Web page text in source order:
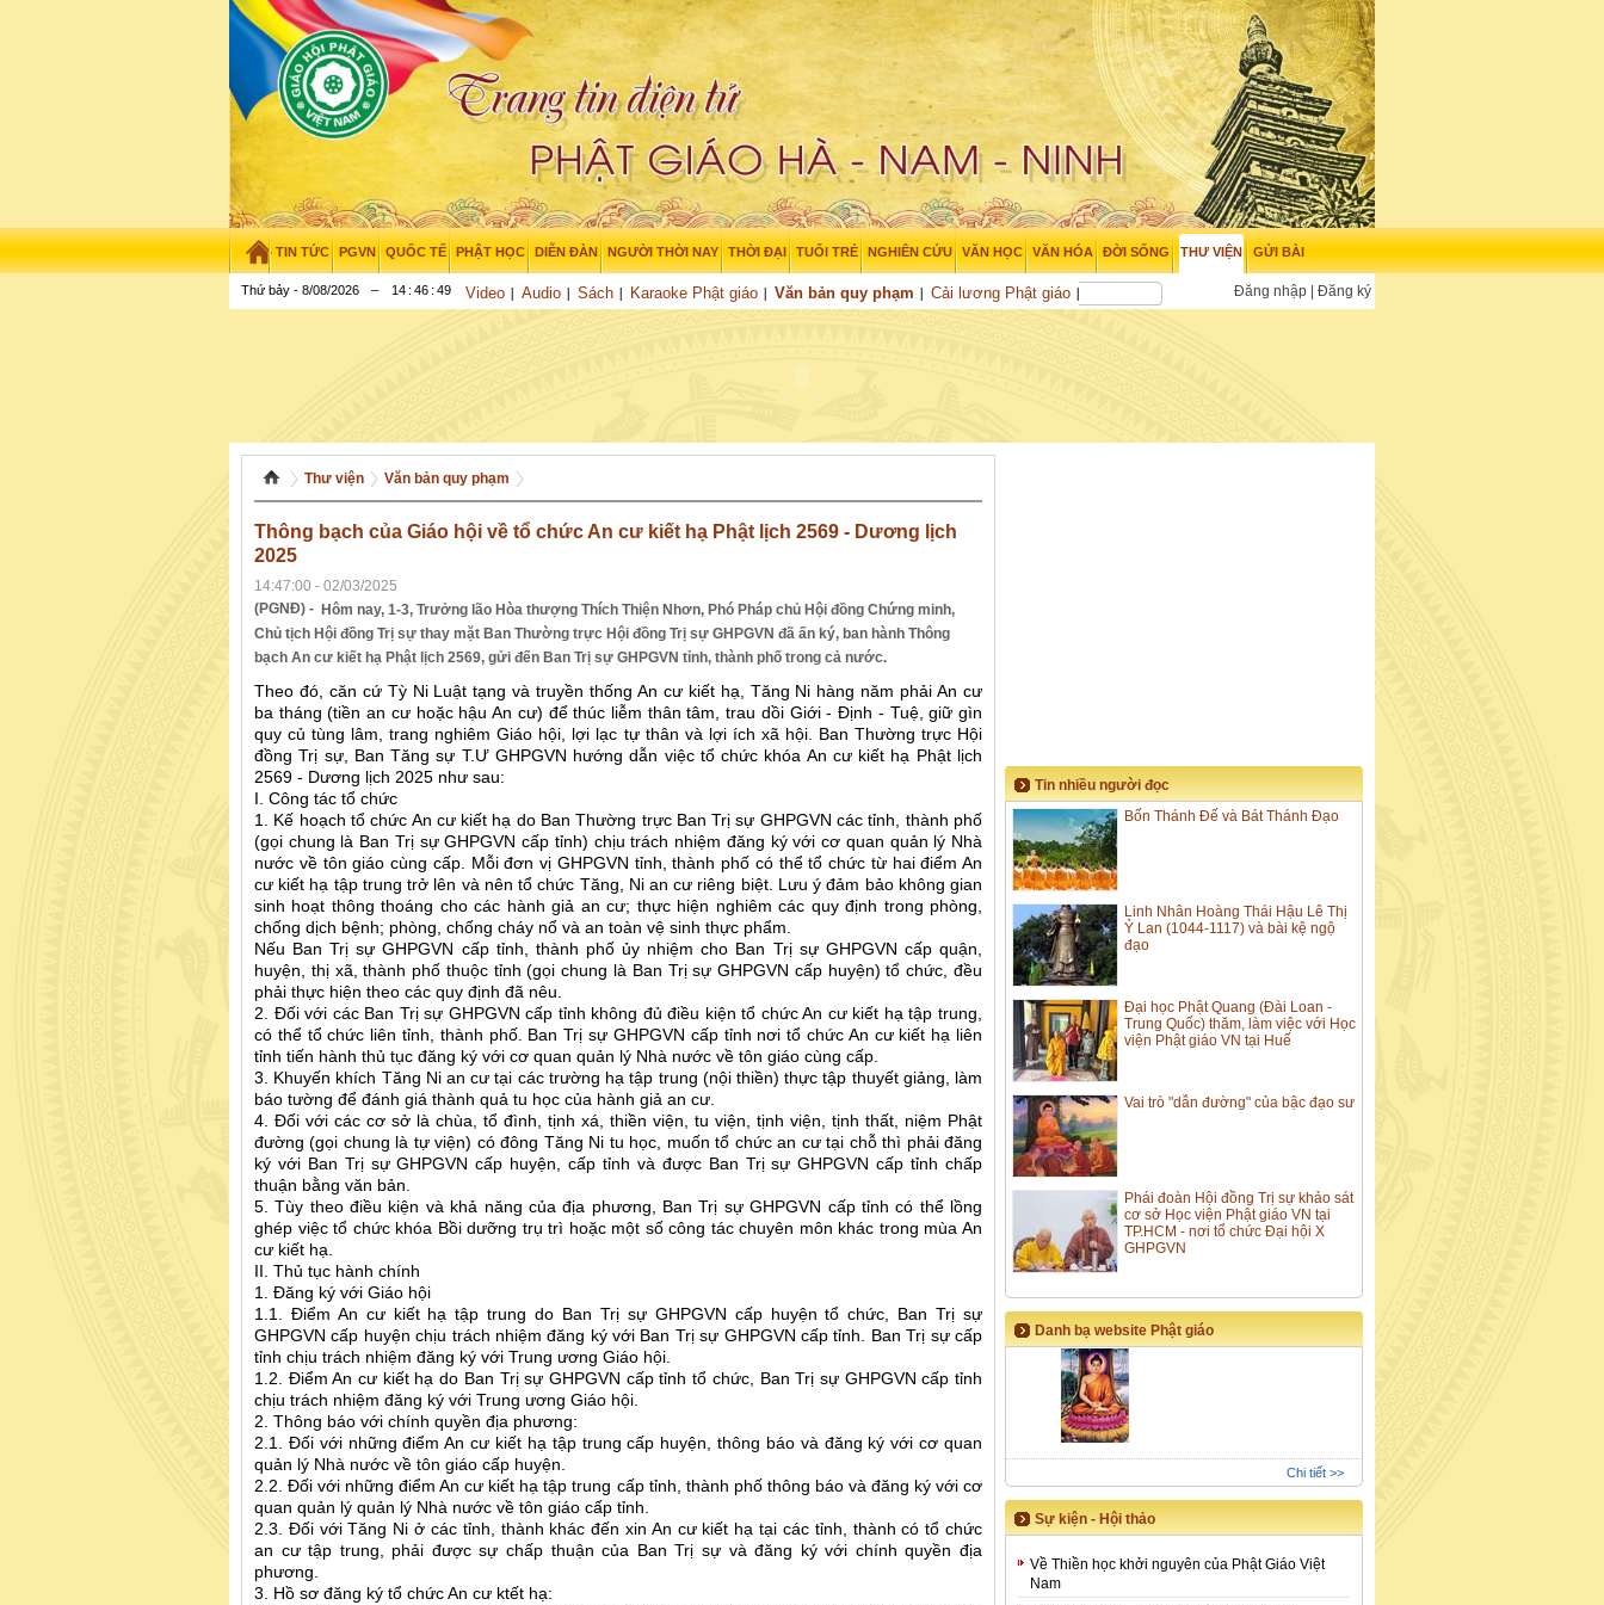
TIN TỨC PGVN QUỐC TẾ PHẬT HỌC DIỄN ĐÀN NGƯỜI THỜI NAY THỜI ĐẠI TUỔI TRẺ NGHIÊN CỨU VĂN HỌC VĂN HÓA ĐỜI SỐNG THƯ VIỆN
Video Audio Sách Karaoke Phật giáo Văn bản quy phạm Cải lương Phật giáo
GỬI BÀI
Thứ bảy - 8/08/2026 – 14 : 46 : 50 Đăng nhập Đăng ký
Thư viện Văn bản quy phạm
Thông bạch của Giáo hội về tổ chức An cư kiết hạ Phật lịch 2569 - Dương lịch
2025
14:47:00 - 02/03/2025
(PGNĐ) - Hôm nay, 1-3, Trưởng lão Hòa thượng Thích Thiện Nhơn, Phó Pháp chủ Hội đồng Chứng minh,
Chủ tịch Hội đồng Trị sự thay mặt Ban Thường trực Hội đồng Trị sự GHPGVN đã ấn ký, ban hành Thông
bạch An cư kiết hạ Phật lịch 2569, gửi đến Ban Trị sự GHPGVN tỉnh, thành phố trong cả nước.
Theo đó, căn cứ Tỳ Ni Luật tạng và truyền thống An cư kiết hạ, Tăng Ni hàng năm phải An cư
ba tháng (tiền an cư hoặc hậu An cư) để thúc liễm thân tâm, trau dồi Giới - Định - Tuệ, giữ gìn
quy củ tùng lâm, trang nghiêm Giáo hội, lợi lạc tự thân và lợi ích xã hội. Ban Thường trực Hội
đồng Trị sự, Ban Tăng sự T.Ư GHPGVN hướng dẫn việc tổ chức khóa An cư kiết hạ Phật lịch
2569 - Dương lịch 2025 như sau:
I. Công tác tổ chức
1. Kế hoạch tổ chức An cư kiết hạ do Ban Thường trực Ban Trị sự GHPGVN các tỉnh, thành phố
(gọi chung là Ban Trị sự GHPGVN cấp tỉnh) chịu trách nhiệm đăng ký với cơ quan quản lý Nhà
nước về tôn giáo cùng cấp. Mỗi đơn vị GHPGVN tỉnh, thành phố có thể tổ chức từ hai điểm An
cư kiết hạ tập trung trở lên và nên tổ chức Tăng, Ni an cư riêng biệt. Lưu ý đảm bảo không gian
sinh hoạt thông thoáng cho các hành giả an cư; thực hiện nghiêm các quy định trong phòng,
chống dịch bệnh; phòng, chống cháy nổ và an toàn vệ sinh thực phẩm.
Nếu Ban Trị sự GHPGVN cấp tỉnh, thành phố ủy nhiệm cho Ban Trị sự GHPGVN cấp quận,
huyện, thị xã, thành phố thuộc tỉnh (gọi chung là Ban Trị sự GHPGVN cấp huyện) tổ chức, đều
phải thực hiện theo các quy định đã nêu.
2. Đối với các Ban Trị sự GHPGVN cấp tỉnh không đủ điều kiện tổ chức An cư kiết hạ tập trung,
có thể tổ chức liên tỉnh, thành phố. Ban Trị sự GHPGVN cấp tỉnh nơi tổ chức An cư kiết hạ liên
tỉnh tiến hành thủ tục đăng ký với cơ quan quản lý Nhà nước về tôn giáo cùng cấp.
3. Khuyến khích Tăng Ni an cư tại các trường hạ tập trung (nội thiền) thực tập thuyết giảng, làm
báo tường để đánh giá thành quả tu học của hành giả an cư.
4. Đối với các cơ sở là chùa, tổ đình, tịnh xá, thiền viện, tu viện, tịnh viện, tịnh thất, niệm Phật
đường (gọi chung là tự viện) có đông Tăng Ni tu học, muốn tổ chức an cư tại chỗ thì phải đăng
ký với Ban Trị sự GHPGVN cấp huyện, cấp tỉnh và được Ban Trị sự GHPGVN cấp tỉnh chấp
thuận bằng văn bản.
5. Tùy theo điều kiện và khả năng của địa phương, Ban Trị sự GHPGVN cấp tỉnh có thể lồng
ghép việc tổ chức khóa Bồi dưỡng trụ trì hoặc một số công tác chuyên môn khác trong mùa An
cư kiết hạ.
II. Thủ tục hành chính
1. Đăng ký với Giáo hội
1.1. Điểm An cư kiết hạ tập trung do Ban Trị sự GHPGVN cấp huyện tổ chức, Ban Trị sự
GHPGVN cấp huyện chịu trách nhiệm đăng ký với Ban Trị sự GHPGVN cấp tỉnh. Ban Trị sự cấp
tỉnh chịu trách nhiệm đăng ký với Trung ương Giáo hội.
1.2. Điểm An cư kiết hạ do Ban Trị sự GHPGVN cấp tỉnh tổ chức, Ban Trị sự GHPGVN cấp tỉnh
chịu trách nhiệm đăng ký với Trung ương Giáo hội.
2. Thông báo với chính quyền địa phương:
2.1. Đối với những điểm An cư kiết hạ tập trung cấp huyện, thông báo và đăng ký với cơ quan
quản lý Nhà nước về tôn giáo cấp huyện.
2.2. Đối với những điểm An cư kiết hạ tập trung cấp tỉnh, thành phố thông báo và đăng ký với cơ
quan quản lý quản lý Nhà nước về tôn giáo cấp tỉnh.
2.3. Đối với Tăng Ni ở các tỉnh, thành khác đến xin An cư kiết hạ tại các tỉnh, thành có tổ chức
an cư tập trung, phải được sự chấp thuận của Ban Trị sự và đăng ký với chính quyền địa
phương.
3. Hồ sơ đăng ký tổ chức An cư ktết hạ:
Tin nhiều người đọc
Bốn Thánh Đế và Bát Thánh Đạo
Linh Nhân Hoàng Thái Hậu Lê Thị
Ỷ Lan (1044-1117) và bài kệ ngộ
đạo
Đại học Phật Quang (Đài Loan -
Trung Quốc) thăm, làm việc với Học
viện Phật giáo VN tại Huế
Vai trò "dẫn đường" của bậc đạo sư
Phái đoàn Hội đồng Trị sự khảo sát
cơ sở Học viện Phật giáo VN tại
TP.HCM - nơi tổ chức Đại hội X
GHPGVN
Danh bạ website Phật giáo
Chi tiết >>
Sự kiện - Hội thảo
Về Thiền học khởi nguyên của Phật Giáo Việt
Nam